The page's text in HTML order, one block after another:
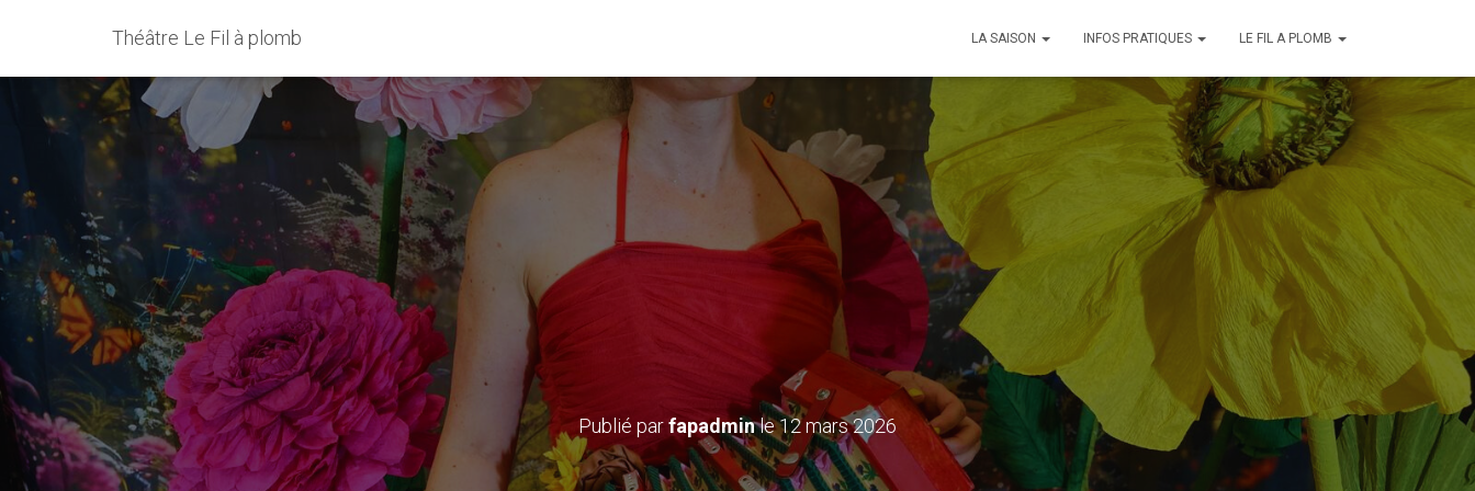
Théâtre Le Fil à plomb LA SAISON INFOS PRATIQUES LE FIL A PLOMB
La Fée des Fleurs et le Jardin Magique – Du
mercredi 17 juin au mercredi 01 juillet 2026 – Les
mercredis et samedis à 15h30
Publié parfapadminle12 mars 2026